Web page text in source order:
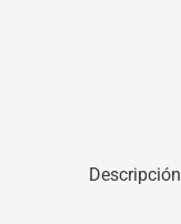
Descripción